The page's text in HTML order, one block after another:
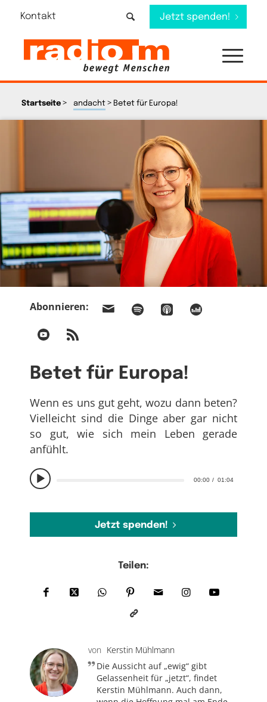
Kontakt Jetzt spenden!
Startseite> andacht> Betet für Europa!
Abonnieren:
Betet für Europa!
00:00 01:04
Wenn es uns gut geht, wozu dann beten?
Vielleicht sind die Dinge aber gar nicht
so gut, wie sich mein Leben gerade
anfühlt.
Jetzt spenden!
Teilen:
von Kerstin Mühlmann
Die Aussicht auf „ewig“ gibt
Gelassenheit für „jetzt“, findet
Kerstin Mühlmann. Auch dann,